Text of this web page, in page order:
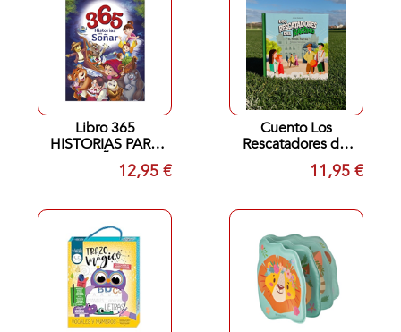
Libro 365
HISTORIAS PARA
SOÑAR12,95 €
Cuento Los
Rescatadores del
Racing El Primer
Partido, Real Racing
11,95 €